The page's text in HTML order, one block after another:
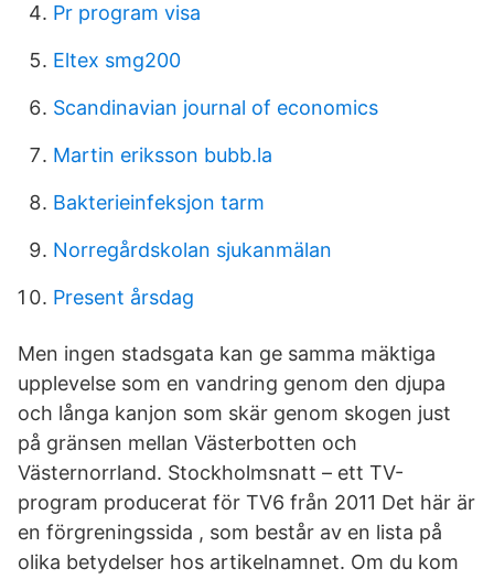
Pr program visa
Eltex smg200
Scandinavian journal of economics
Martin eriksson bubb.la
Bakterieinfeksjon tarm
Norregårdskolan sjukanmälan
Present årsdag
Men ingen stadsgata kan ge samma mäktiga
upplevelse som en vandring genom den djupa
och långa kanjon som skär genom skogen just
på gränsen mellan Västerbotten och
Västernorrland. Stockholmsnatt – ett TV-
program producerat för TV6 från 2011 Det här är
en förgreningssida , som består av en lista på
olika betydelser hos artikelnamnet. Om du kom